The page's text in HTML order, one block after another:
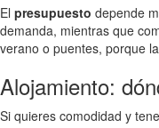
El presupuesto depende
demanda, mientras que
verano o puentes, porque
Alojamiento:
Si quieres comodidad y